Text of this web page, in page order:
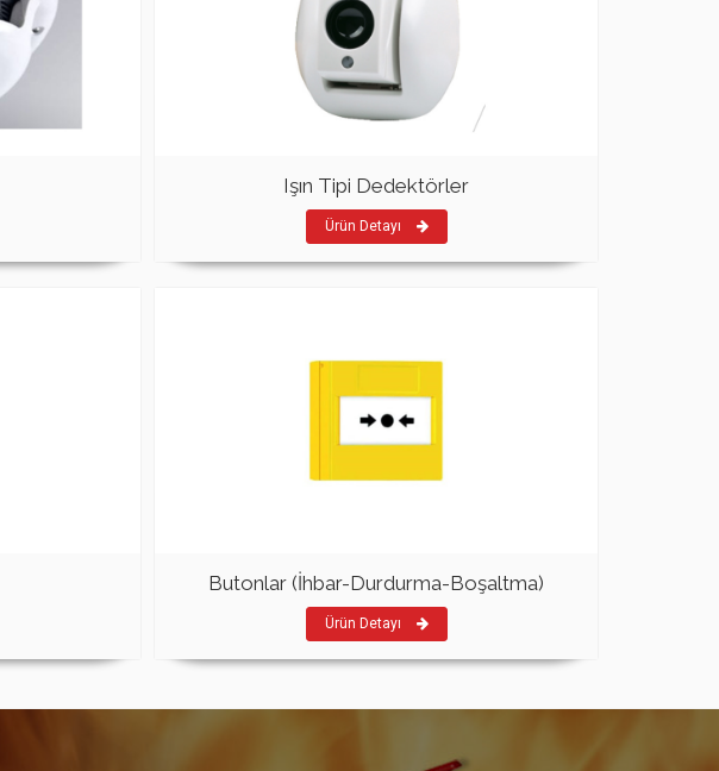
Işın Tipi Dedektörler
Ürün Detayı
Butonlar (İhbar-Durdurma-Boşaltma)
Ürün Detayı